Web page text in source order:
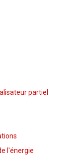
partiel
l'énergie